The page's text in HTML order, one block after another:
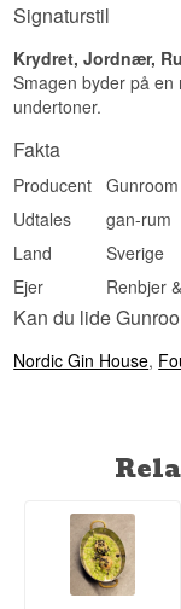
Signaturstil
Krydret, Jordnær,
Smagen byder på
undertoner.
Fakta
Producent
Gunroom
Udtales
gan-rum
Land
Sverige
Ejer
Renbjer
Kan du lide
Nordic Gin House,